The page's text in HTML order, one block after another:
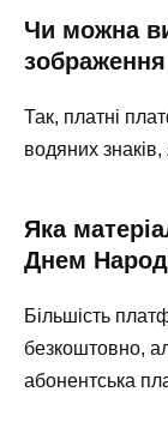
Чи можна
Так, платні
водяних
Яка
Днем
Більшість
безкоштовно,
абонентська